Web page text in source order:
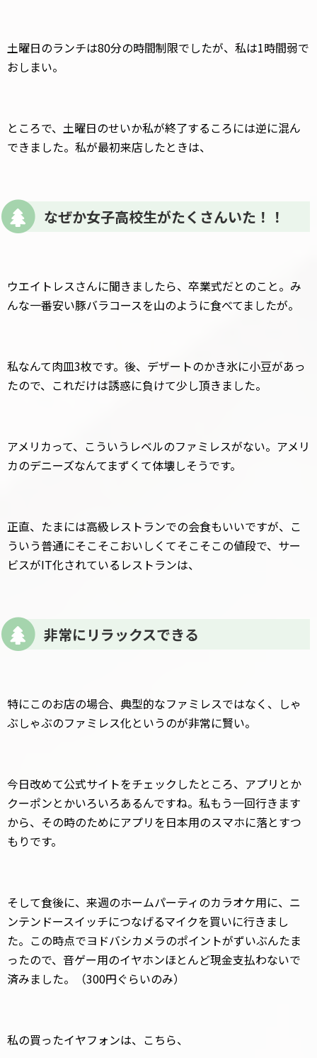
土曜日のランチは80分の時間制限でしたが、私は1時間弱で
おしまい。
ところで、土曜日のせいか私が終了するころには逆に混ん
できました。私が最初来店したときは、
なぜか女子高校生がたくさんいた！！
ウエイトレスさんに聞きましたら、卒業式だとのこと。み
んな一番安い豚バラコースを山のように食べてましたが。
私なんて肉皿3枚です。後、デザートのかき氷に小豆があっ
たので、これだけは誘惑に負けて少し頂きました。
アメリカって、こういうレベルのファミレスがない。アメリ
カのデニーズなんてまずくて体壊しそうです。
正直、たまには高級レストランでの会食もいいですが、こ
ういう普通にそこそこおいしくてそこそこの値段で、サー
ビスがIT化されているレストランは、
非常にリラックスできる
特にこのお店の場合、典型的なファミレスではなく、しゃ
ぶしゃぶのファミレス化というのが非常に賢い。
今日改めて公式サイトをチェックしたところ、アプリとか
クーポンとかいろいろあるんですね。私もう一回行きます
から、その時のためにアプリを日本用のスマホに落とすつ
もりです。
そして食後に、来週のホームパーティのカラオケ用に、ニ
ンテンドースイッチにつなげるマイクを買いに行きまし
た。この時点でヨドバシカメラのポイントがずいぶんたま
ったので、音ゲー用のイヤホンほとんど現金支払わないで
済みました。（300円ぐらいのみ）
私の買ったイヤフォンは、こちら、